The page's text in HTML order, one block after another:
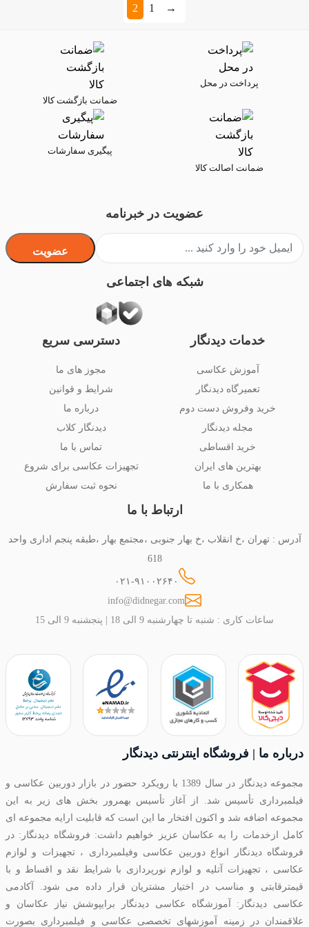
→
1
2
پرداخت در محل
ضمانت بازگشت کالا
ضمانت اصالت کالا
پیگیری سفارشات
خدمات دیدنگار
آموزش عکاسی
تعمیرگاه دیدنگار
خرید وفروش دست دوم
مجله دیدنگار
خرید اقساطی
بهترین های ایران
همکاری با ما
دسترسی سریع
مجوز های ما
شرایط و قوانین
درباره ما
دیدنگار کلاب
تماس با ما
تجهیزات عکاسی برای شروع
نحوه ثبت سفارش
ارتباط با ما
آدرس : تهران ،خ انقلاب ،خ بهار جنوبی ،مجتمع بهار ،طبقه پنجم اداری واحد
618
۰۲۱-۹۱۰۰۲۶۴۰
info@didnegar.com
ساعات کاری : شنبه تا چهارشنبه 9 الی 18 | پنجشنبه 9 الی 15
عضویت در خبرنامه
عضویت
شبکه های اجتماعی
درباره ما | فروشگاه اینترنتی دیدنگار
مجموعه دیدنگار در سال 1389 با رویکرد حضور در بازار دوربین عکاسی و
فیلمبرداری تأسیس شد. از آغاز تأسیس بهمرور بخش های زیر به این
مجموعه اضافه شد و اکنون افتخار ما این است که قابلیت ارایه مجموعه ای
کامل ازخدمات را به عکاسان عزیز خواهیم داشت: فروشگاه دیدنگار: در
فروشگاه دیدنگار انواع دوربین عکاسی وفیلمبرداری ، تجهیزات و لوازم
عکاسی ، تجهیزات آتلیه و لوازم نورپردازی با شرایط نقد و اقساط و با
قیمترقابتی و مناسب در اختیار مشتریان قرار داده می شود. آکادمی
عکاسی دیدنگار: آموزشگاه عکاسی دیدنگار برایپوشش نیاز عکاسان و
علاقمندان در زمینه آموزشهای تخصصی عکاسی و فیلمبرداری بصورت